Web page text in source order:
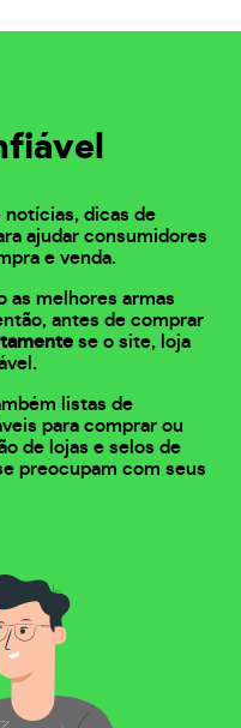
notícias, dicas de
ajudar consumidores
e venda.
as melhores armas
antes de comprar
se o site, loja
listas de
para comprar ou
de lojas e selos de
preocupam com seus